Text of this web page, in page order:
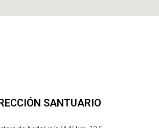
SANTUARIO